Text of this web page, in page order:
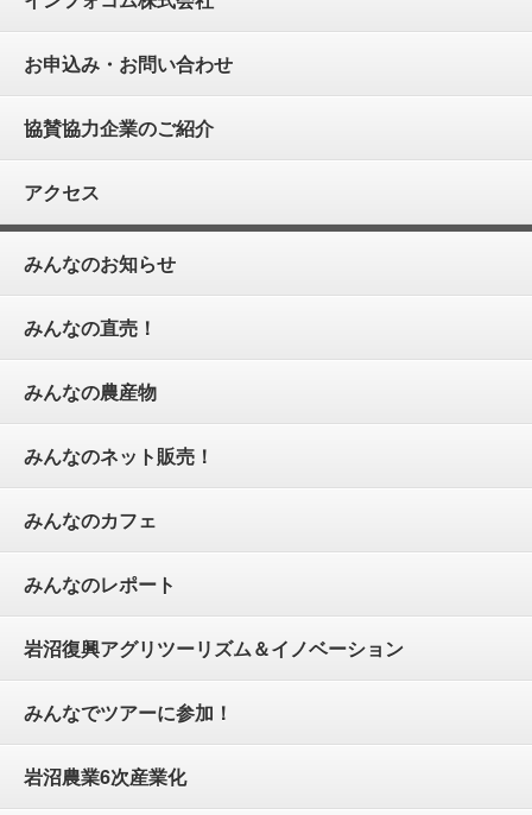
お申込み・お問い合わせ
協賛協力企業のご紹介
アクセス
みんなのお知らせ
みんなの直売！
みんなの農産物
みんなのネット販売！
みんなのカフェ
みんなのレポート
岩沼復興アグリツーリズム＆イノベーション
みんなでツアーに参加！
岩沼農業6次産業化